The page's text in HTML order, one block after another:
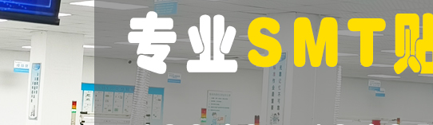
后焊测试老化
OEM代工
组装加工
高速吹风机
工业类